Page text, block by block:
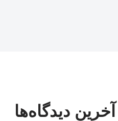
آخرین دیدگاه‌ها